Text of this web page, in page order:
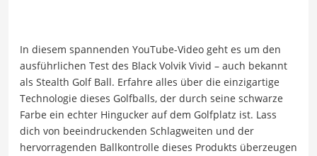
In diesem spannenden YouTube-Video geht es um den
ausführlichen Test des Black Volvik Vivid – auch bekannt
als Stealth Golf Ball. Erfahre alles über die einzigartige
Technologie dieses Golfballs, der durch seine schwarze
Farbe ein echter Hingucker auf dem Golfplatz ist. Lass
dich von beeindruckenden Schlagweiten und der
hervorragenden Ballkontrolle dieses Produkts überzeugen